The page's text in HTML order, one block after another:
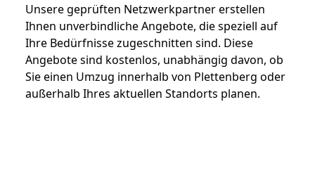
Unsere geprüften Netzwerkpartner erstellen
Ihnen unverbindliche Angebote, die speziell auf
Ihre Bedürfnisse zugeschnitten sind. Diese
Angebote sind kostenlos, unabhängig davon, ob
Sie einen Umzug innerhalb von Plettenberg oder
außerhalb Ihres aktuellen Standorts planen.